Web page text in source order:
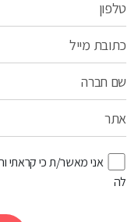
טלפון
כתובת מייל
שם חברה
אתר
אני מאשר/ת כי קראתי
לה